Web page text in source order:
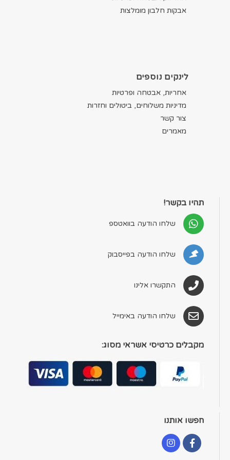
אבקות חלבון מומלצות
לינקים נוספים
אחריות, אבטחה ופרטיות
מדיניות משלוחים, ביטולים וחזרות
צור קשר
מאמרים
תהיו בקשר!
שלחו הודעה בוואטספ
שלחו הודעה בפייסבוק
התקשרו אלינו
שלחו הודעה באימייל
מקבלים כרטיסי אשראי מסוג:
חפשו אותנו